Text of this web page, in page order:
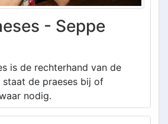
- Seppe
is de rechterhand van de
staat de praeses bij of
nodig.